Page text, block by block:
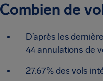
Combien de
D’après les
44 annulations de
27.67% des vols